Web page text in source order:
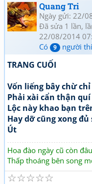
Quang Tri
Ngày gửi: 22/
Đã sửa 1 lần,
22/08/2014
Có
9 người
TRANG CUỐI
Vốn liếng bây chừ
Phải xài cẩn thận
Lộc này khao bạn
Hay dỡ cũng xong đủ
Út
Hoa đào ngày cũ còn
Thấp thoáng bên song
☆
☆
☆
☆
☆